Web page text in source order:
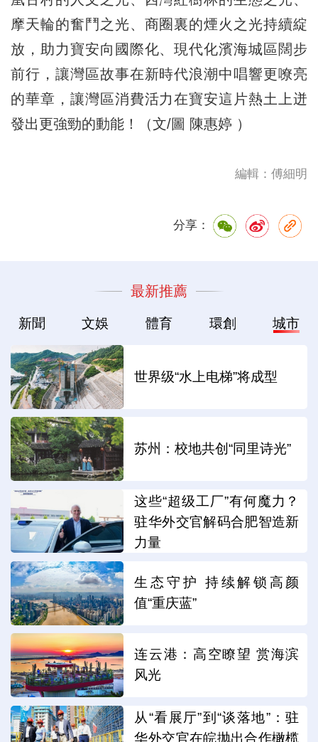
摩天輪的奮鬥之光、商圈裏的煙火之光持續綻
放，助力寶安向國際化、現代化濱海城區闊步
前行，讓灣區故事在新時代浪潮中唱響更嘹亮
的華章，讓灣區消費活力在寶安這片熱土上迸
發出更強勁的動能！（文/圖 陳惠婷 ）
編輯：傅細明
分享：
最新推薦
新聞 文娛 體育 環創 城市
世界级“水上电梯”将成型
苏州：校地共创“同里诗光”
这些“超级工厂”有何魔力？
驻华外交官解码合肥智造新
力量
生态守护 持续解锁高颜
值“重庆蓝”
连云港：高空瞭望 赏海滨
风光
从“看展厅”到“谈落地”：驻
华外交官在皖抛出合作橄榄